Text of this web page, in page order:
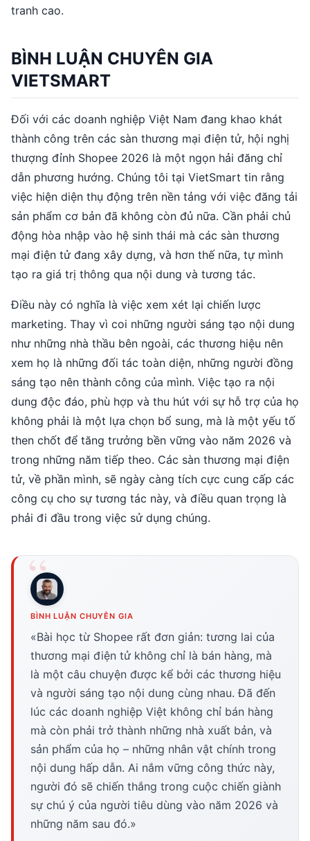
tranh cao.
BÌNH LUẬN CHUYÊN GIA
VIETSMART
Đối với các doanh nghiệp Việt Nam đang khao khát
thành công trên các sàn thương mại điện tử, hội nghị
thượng đỉnh Shopee 2026 là một ngọn hải đăng chỉ
dẫn phương hướng. Chúng tôi tại VietSmart tin rằng
việc hiện diện thụ động trên nền tảng với việc đăng tải
sản phẩm cơ bản đã không còn đủ nữa. Cần phải chủ
động hòa nhập vào hệ sinh thái mà các sàn thương
mại điện tử đang xây dựng, và hơn thế nữa, tự mình
tạo ra giá trị thông qua nội dung và tương tác.
Điều này có nghĩa là việc xem xét lại chiến lược
marketing. Thay vì coi những người sáng tạo nội dung
như những nhà thầu bên ngoài, các thương hiệu nên
xem họ là những đối tác toàn diện, những người đồng
sáng tạo nên thành công của mình. Việc tạo ra nội
dung độc đáo, phù hợp và thu hút với sự hỗ trợ của họ
không phải là một lựa chọn bổ sung, mà là một yếu tố
then chốt để tăng trưởng bền vững vào năm 2026 và
trong những năm tiếp theo. Các sàn thương mại điện
tử, về phần mình, sẽ ngày càng tích cực cung cấp các
công cụ cho sự tương tác này, và điều quan trọng là
phải đi đầu trong việc sử dụng chúng.
BÌNH LUẬN CHUYÊN GIA
«Bài học từ Shopee rất đơn giản: tương lai của
thương mại điện tử không chỉ là bán hàng, mà
là một câu chuyện được kể bởi các thương hiệu
và người sáng tạo nội dung cùng nhau. Đã đến
lúc các doanh nghiệp Việt không chỉ bán hàng
mà còn phải trở thành những nhà xuất bản, và
sản phẩm của họ – những nhân vật chính trong
nội dung hấp dẫn. Ai nắm vững công thức này,
người đó sẽ chiến thắng trong cuộc chiến giành
sự chú ý của người tiêu dùng vào năm 2026 và
những năm sau đó.»